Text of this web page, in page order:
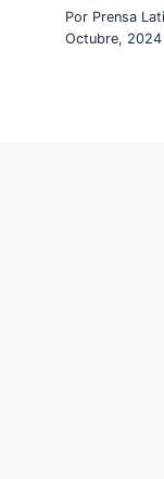
Por Prensa
Octubre, 2024